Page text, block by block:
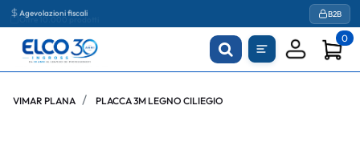
Agevolazioni fiscali B2B
0
VIMAR PLANA PLACCA 3M LEGNO CILIEGIO